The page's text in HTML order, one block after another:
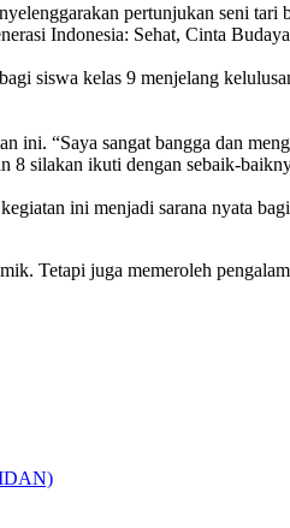
pertunjukan seni tari
Indonesia: Sehat, Cinta
siswa kelas 9 menjelang
“Saya sangat bangga dan
8 silakan ikuti dengan sebaik-
ini menjadi sarana nyata
Tetapi juga memeroleh